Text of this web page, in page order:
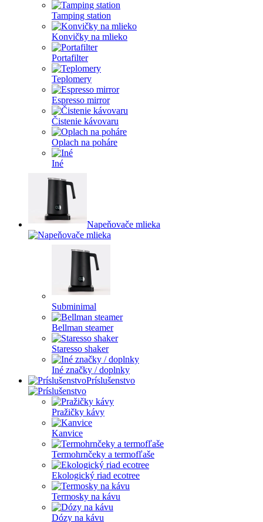
Tamping station
Konvičky na mlieko
Portafilter
Teplomery
Espresso mirror
Čistenie kávovaru
Oplach na poháre
Iné
Napeňovače mlieka
Subminimal
Bellman steamer
Staresso shaker
Iné značky / doplnky
Príslušenstvo
Pražičky kávy
Kanvice
Termohrnčeky a termofľaše
Ekologický riad ecotree
Termosky na kávu
Dózy na kávu